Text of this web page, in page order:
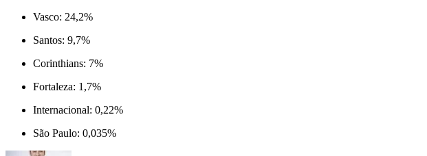
Vasco: 24,2%
Santos: 9,7%
Corinthians: 7%
Fortaleza: 1,7%
Internacional: 0,22%
São Paulo: 0,035%